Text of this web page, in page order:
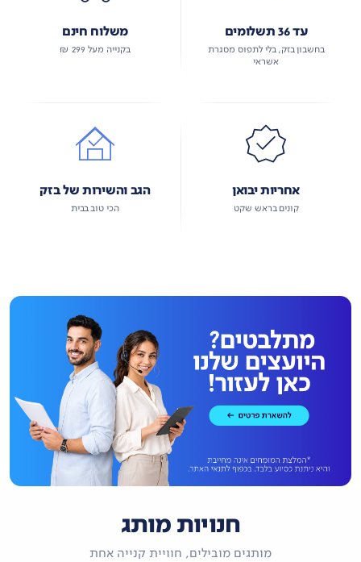
עד 36 תשלומים
בחשבון בזק, בלי לתפוס מסגרת
אשראי
משלוח חינם
בקנייה מעל 299 ₪
אחריות יבואן
קונים בראש שקט
הגב והשירות של בזק
הכי טוב בבית
חנויות מותג
מותגים מובילים, חוויית קנייה אחת